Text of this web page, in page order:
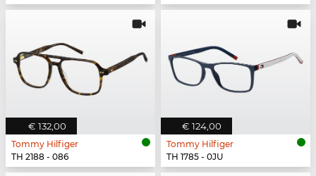
€ 132,00
Tommy Hilfiger
TH 2188 - 086
€ 124,00
Tommy Hilfiger
TH 1785 - 0JU